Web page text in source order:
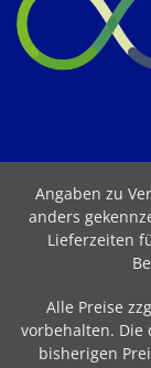
Angaben zu
anders
Lieferzeiten
Alle Preise
vorbehalten. Die
bisherigen